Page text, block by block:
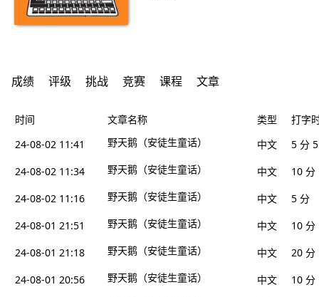
成绩 评级 挑战 竞赛 课程 文章
时间 文章名称 类型
打字
24-08-02 11:41
野天鹅（安徒生童话） 中文
5 分
24-08-02 11:34
野天鹅（安徒生童话） 中文
10 分
24-08-02 11:16
野天鹅（安徒生童话） 中文
5 分
24-08-01 21:51
野天鹅（安徒生童话） 中文
10 分
24-08-01 21:18
野天鹅（安徒生童话） 中文
20 分
24-08-01 20:56
野天鹅（安徒生童话） 中文
10 分